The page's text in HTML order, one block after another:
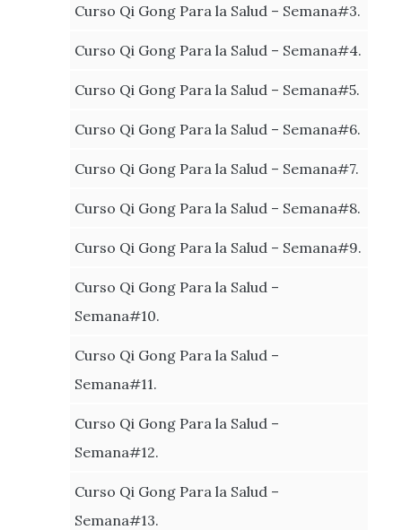
Curso Qi Gong Para la Salud – Semana#3.
Curso Qi Gong Para la Salud – Semana#4.
Curso Qi Gong Para la Salud – Semana#5.
Curso Qi Gong Para la Salud – Semana#6.
Curso Qi Gong Para la Salud – Semana#7.
Curso Qi Gong Para la Salud – Semana#8.
Curso Qi Gong Para la Salud – Semana#9.
Curso Qi Gong Para la Salud –
Semana#10.
Curso Qi Gong Para la Salud –
Semana#11.
Curso Qi Gong Para la Salud –
Semana#12.
Curso Qi Gong Para la Salud –
Semana#13.